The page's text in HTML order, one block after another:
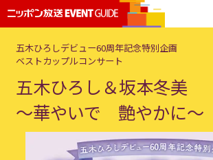
五木ひろしデビュー60周年記念特別企画
ベストカップルコンサート
五木ひろし＆坂本冬美
～華やいで 艶やかに～